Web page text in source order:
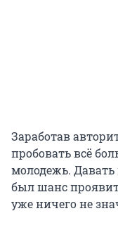
Заработав
пробовать всё
молодежь.
был шанс
уже ничего не